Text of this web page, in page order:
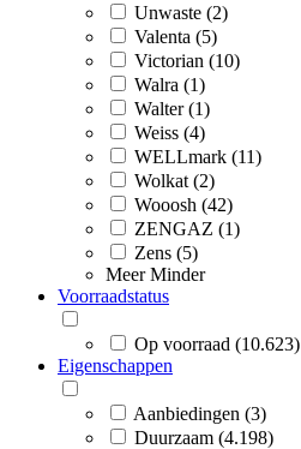
Unwaste (2)
Valenta (5)
Victorian (10)
Walra (1)
Walter (1)
Weiss (4)
WELLmark (11)
Wolkat (2)
Wooosh (42)
ZENGAZ (1)
Zens (5)
Meer Minder
Voorraadstatus
Op voorraad (10.623)
Eigenschappen
Aanbiedingen (3)
Duurzaam (4.198)